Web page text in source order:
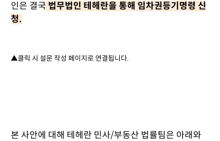
인은 결국 법무법인 테헤란을 통해 임차권등기명령 신
청.
▲클릭 시 설문 작성 페이지로 연결됩니다.
본 사안에 대해 테헤란 민사/부동산 법률팀은 아래와